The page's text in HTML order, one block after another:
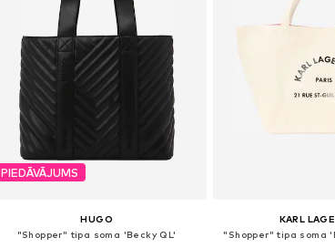
PIEDĀVĀJUMS
HUGO
"Shopper" tipa soma 'Becky QL'
KARL
"Shopper" tipa soma